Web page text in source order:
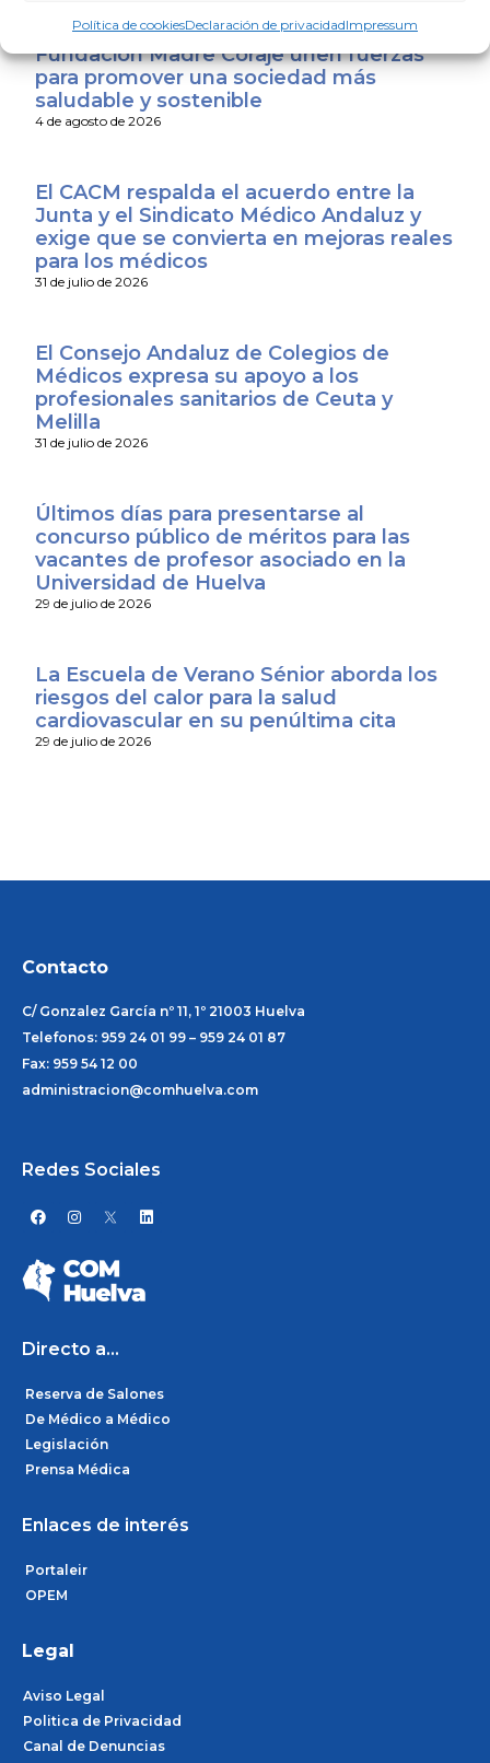
Política de cookiesDeclaración de privacidadImpressum
El Colegio de Médicos de Huelva y
Fundación Madre Coraje unen fuerzas
para promover una sociedad más
saludable y sostenible
4 de agosto de 2026
El CACM respalda el acuerdo entre la
Junta y el Sindicato Médico Andaluz y
exige que se convierta en mejoras reales
para los médicos
31 de julio de 2026
El Consejo Andaluz de Colegios de
Médicos expresa su apoyo a los
profesionales sanitarios de Ceuta y
Melilla
31 de julio de 2026
Últimos días para presentarse al
concurso público de méritos para las
vacantes de profesor asociado en la
Universidad de Huelva
29 de julio de 2026
La Escuela de Verano Sénior aborda los
riesgos del calor para la salud
cardiovascular en su penúltima cita
29 de julio de 2026
Contacto
C/ Gonzalez García nº 11, 1º 21003 Huelva
Telefonos: 959 24 01 99 – 959 24 01 87
Fax: 959 54 12 00
administracion@comhuelva.com
Redes Sociales
F
a
e
b
o
o
I
n
a
g
r
L
i
i
Directo a...
Reserva de Salones
De Médico a Médico
Legislación
Prensa Médica
Enlaces de interés
Portaleir
OPEM
Legal
Aviso Legal
Politica de Privacidad
Canal de Denuncias